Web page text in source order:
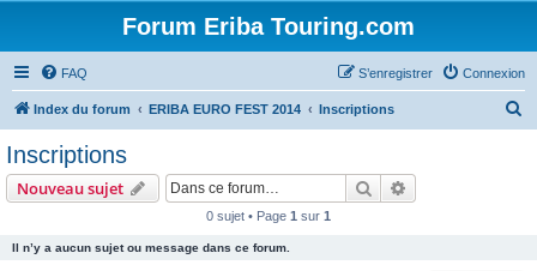
Forum Eriba Touring.com
FAQ Connexion
S’enregistrer
Index du forum ERIBA EURO FEST 2014 Inscriptions
Inscriptions
Nouveau sujet Rechercher
0 sujet • Page 1 sur 1
Il n’y a aucun sujet ou message dans ce forum.